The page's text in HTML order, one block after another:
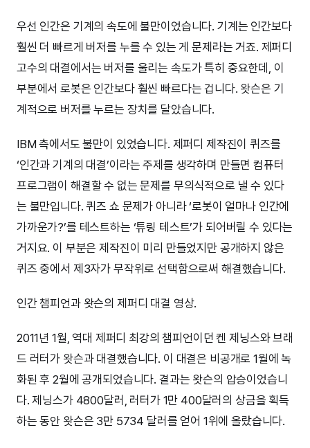
우선 인간은 기계의 속도에 불만이었습니다. 기계는 인간보다
훨씬 더 빠르게 버저를 누를 수 있는 게 문제라는 거죠. 제퍼디
고수의 대결에서는 버저를 울리는 속도가 특히 중요한데, 이
부분에서 로봇은 인간보다 훨씬 빠르다는 겁니다. 왓슨은 기
계적으로 버저를 누르는 장치를 달았습니다.
IBM 측에서도 불만이 있었습니다. 제퍼디 제작진이 퀴즈를
‘인간과 기계의 대결’이라는 주제를 생각하며 만들면 컴퓨터
프로그램이 해결할 수 없는 문제를 무의식적으로 낼 수 있다
는 불만입니다. 퀴즈 쇼 문제가 아니라 ‘로봇이 얼마나 인간에
가까운가?’를 테스트하는 ‘튜링 테스트’가 되어버릴 수 있다는
거지요. 이 부분은 제작진이 미리 만들었지만 공개하지 않은
퀴즈 중에서 제3자가 무작위로 선택함으로써 해결했습니다.
인간 챔피언과 왓슨의 제퍼디 대결 영상.
2011년 1월, 역대 제퍼디 최강의 챔피언이던 켄 제닝스와 브래
드 러터가 왓슨과 대결했습니다. 이 대결은 비공개로 1월에 녹
화된 후 2월에 공개되었습니다. 결과는 왓슨의 압승이었습니
다. 제닝스가 4800달러, 러터가 1만 400달러의 상금을 획득
하는 동안 왓슨은 3만 5734 달러를 얻어 1위에 올랐습니다.